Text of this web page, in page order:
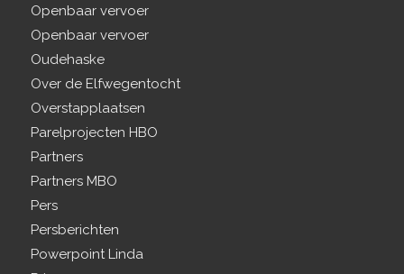
Openbaar vervoer
Openbaar vervoer
Oudehaske
Over de Elfwegentocht
Overstapplaatsen
Parelprojecten HBO
Partners
Partners MBO
Pers
Persberichten
Powerpoint Linda